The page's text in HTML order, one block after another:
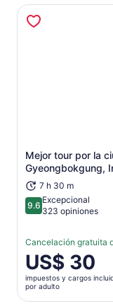
Mejor tour por la
Gyeongbokgung,
7 h 30 m
9.69.6 de 10
Excepcional
323 opiniones
Cancelación gratuita
El
precio
es
de
US$ 30
impuestos y cargos
por adulto